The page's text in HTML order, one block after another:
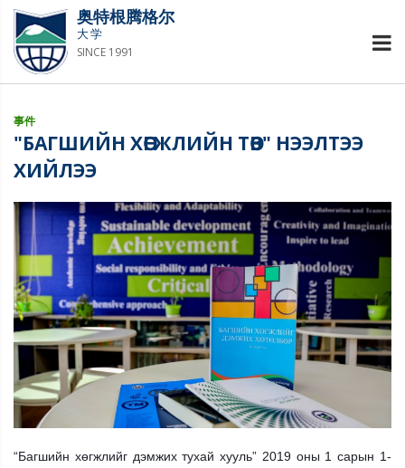
奥特根腾格尔
大学
SINCE 1991
事件
"БАГШИЙН ХӨГЖЛИЙН ТӨВ" НЭЭЛТЭЭ
ХИЙЛЭЭ
“Багшийн хөгжлийг дэмжих тухай хууль” 2019 оны 1 сарын 1-